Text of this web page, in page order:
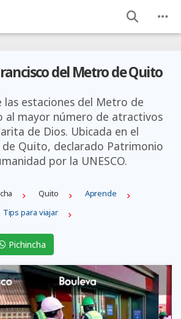
del Metro de Quito
las estaciones del Metro de
al mayor número de atractivos
de Dios. Ubicada en el
Quito, declarado Patrimonio
por la UNESCO.
Quito
Aprende
Tips para viajar
Pichincha